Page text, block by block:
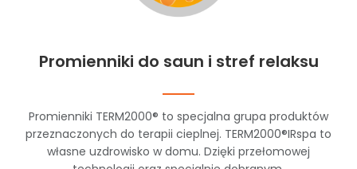
Promienniki do saun i stref relaksu
Promienniki TERM2000® to specjalna grupa produktów
przeznaczonych do terapii cieplnej. TERM2000®IRspa to
własne uzdrowisko w domu. Dzięki przełomowej